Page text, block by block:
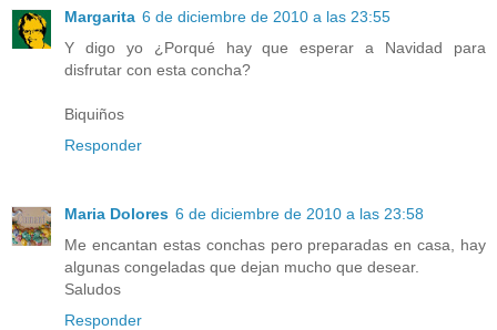
Margarita 6 de diciembre de 2010 a las 23:55
Y digo yo ¿Porqué hay que esperar a Navidad para
disfrutar con esta concha?
Biquiños
Responder
Maria Dolores 6 de diciembre de 2010 a las 23:58
Me encantan estas conchas pero preparadas en casa, hay
algunas congeladas que dejan mucho que desear.
Saludos
Responder